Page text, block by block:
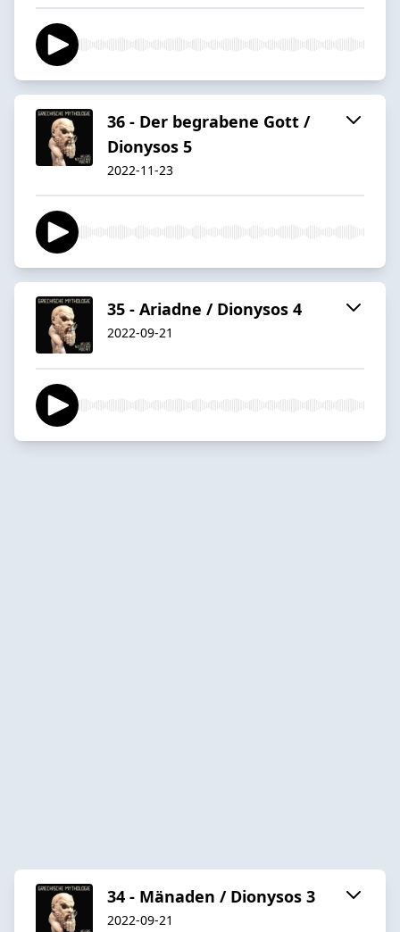
36 - Der begrabene Gott /
Dionysos 5
2022-11-23
35 - Ariadne / Dionysos 4
2022-09-21
34 - Mänaden / Dionysos 3
2022-09-21